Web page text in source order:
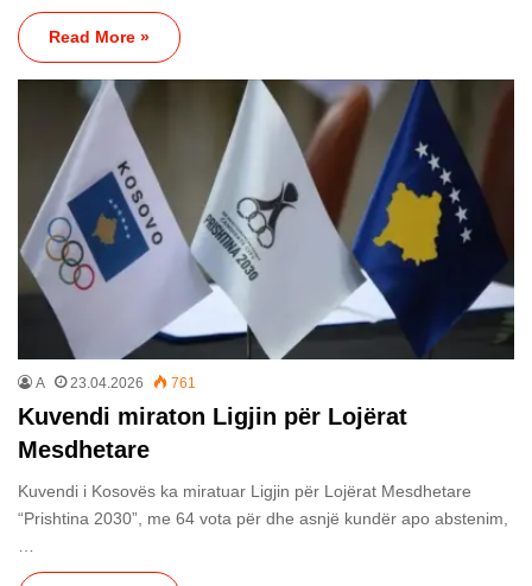
Read More »
A 23.04.2026 761
Kuvendi miraton Ligjin për Lojërat
Mesdhetare
Kuvendi i Kosovës ka miratuar Ligjin për Lojërat Mesdhetare
“Prishtina 2030”, me 64 vota për dhe asnjë kundër apo abstenim,
…